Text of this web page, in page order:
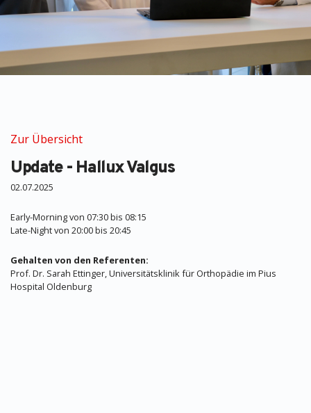
Zur Übersicht
Update - Hallux Valgus
02.07.2025
Early-Morning von 07:30 bis 08:15
Late-Night von 20:00 bis 20:45
Gehalten von den Referenten:
Prof. Dr. Sarah Ettinger, Universitätsklinik für Orthopädie im Pius
Hospital Oldenburg